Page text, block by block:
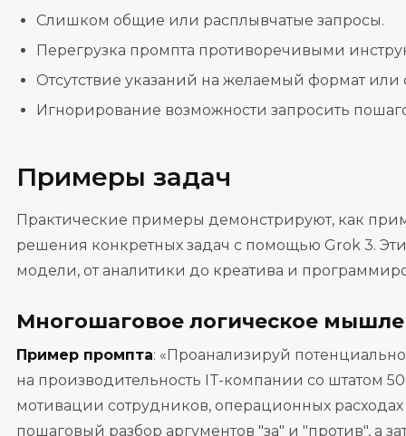
Слишком общие или расплывчатые запросы.
Перегрузка промпта противоречивыми
Отсутствие указаний на желаемый формат или
Игнорирование возможности запросить
Примеры задач
Практические примеры демонстрируют, как
решения конкретных задач с помощью Grok 3.
модели, от аналитики до креатива и
Многошаговое логическое
Пример промпта: «Проанализируй
на производительность IT-компании со штатом
мотивации сотрудников, операционных
пошаговый разбор аргументов "за" и "против", а